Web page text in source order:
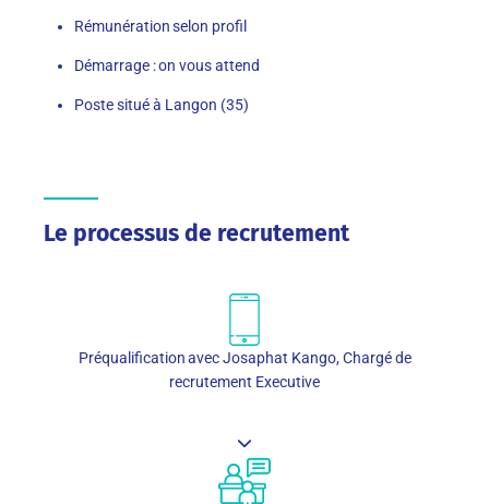
Rémunération selon profil
Démarrage : on vous attend
Poste situé à Langon (35)
Le processus de recrutement
Préqualification avec Josaphat Kango, Chargé de
recrutement Executive